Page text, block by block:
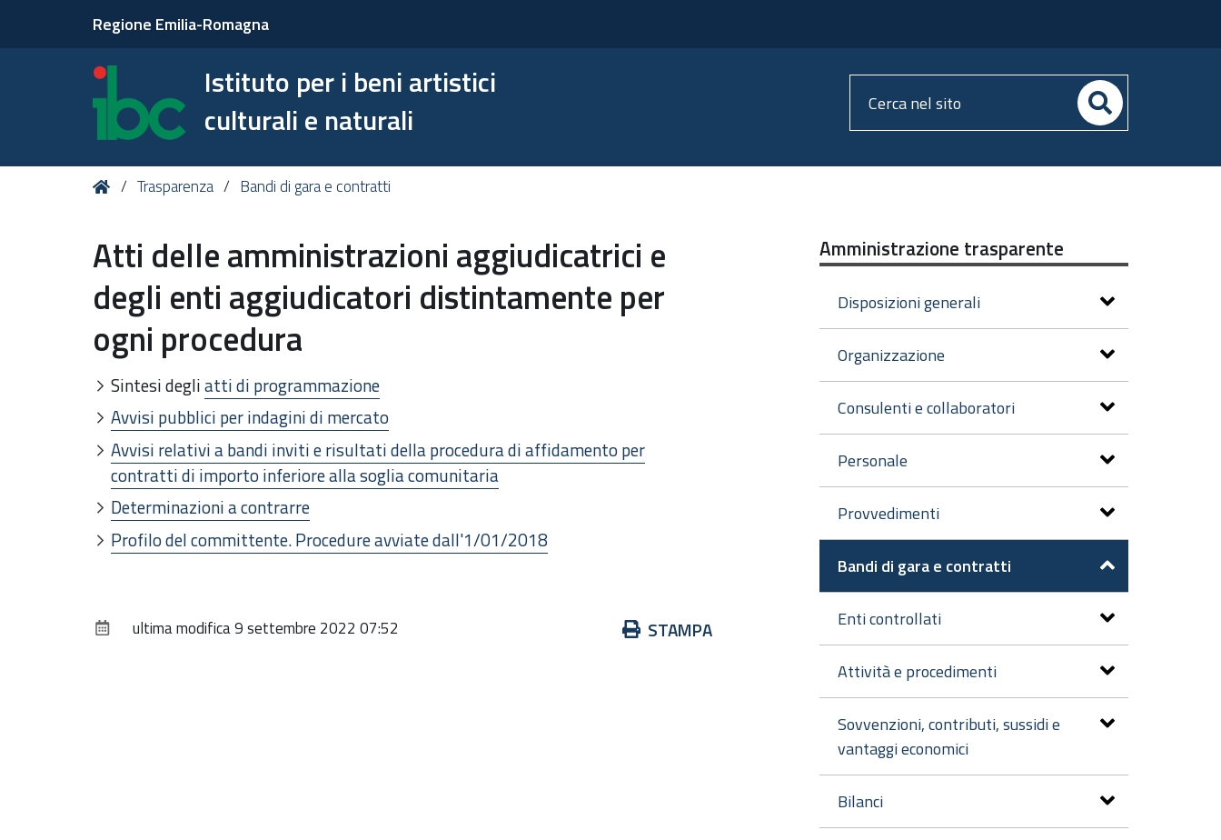
Regione Emilia-Romagna
Istituto per i beni artistici
culturali e naturali
Cerca
nel
Tu HomeTrasparenza Bandi di gara e contratti
Atti delle amministrazioni aggiudicatrici e
degli enti aggiudicatori distintamente per
ogni procedura
Sintesi degliatti di programmazione
Avvisi pubblici per indagini di mercato
Avvisi relativi a bandi inviti e risultati della procedura di affidamento per
contratti di importo inferiore alla soglia comunitaria
Determinazioni a contrarre
Profilo del committente. Procedure avviate dall'1/01/2018
AzioniSTAMPA
ultima modifica9 settembre 2022 07:52
Amministrazione trasparente
Disposizioni generali
Organizzazione
Consulenti e collaboratori
Personale
Provvedimenti
Bandi di gara e contratti
Enti controllati
Attività e procedimenti
Sovvenzioni, contributi, sussidi e
vantaggi economici
Bilanci